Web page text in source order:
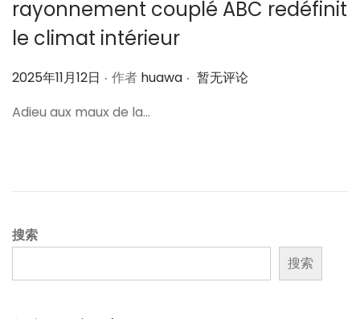
rayonnement couplé ABC redéfinit
le climat intérieur
作
2025年11月12日 . 作者 huawa . 暂无评论
Adieu aux maux de la…
搜索
搜索